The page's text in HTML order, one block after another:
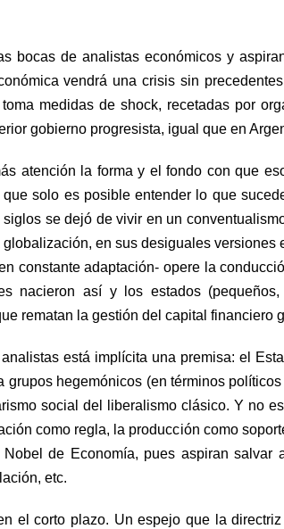
bocas de analistas económicos y
vendrá una crisis sin
medidas de shock, recetadas por
gobierno progresista, igual que en
atención la forma y el fondo con que
solo es posible entender lo que
se dejó de vivir en un
en sus desiguales versiones
constante adaptación- opere la
nacieron así y los estados
rematan la gestión del capital financiero
está implícita una premisa: el
grupos hegemónicos (en términos
social del liberalismo clásico. Y no
como regla, la producción como
de Economía, pues aspiran salvar
etc.
el corto plazo. Un espejo que la